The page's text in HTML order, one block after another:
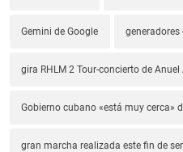
Gemini de Google generadores
gira RHLM 2 Tour-concierto de Anuel
Gobierno cubano «está muy cerca»
gran marcha realizada este fin de